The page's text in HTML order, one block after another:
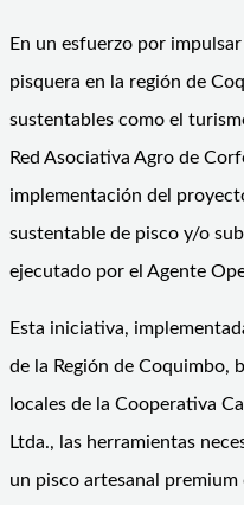
En un esfuerzo por
pisquera en la región de
sustentables como el
Red Asociativa Agro de
implementación del
sustentable de pisco y/o
ejecutado por el Agente
Esta iniciativa,
de la Región de Coquimbo,
locales de la Cooperativa
Ltda., las herramientas
un pisco artesanal